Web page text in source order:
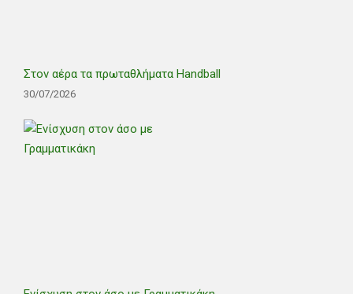
Στον αέρα τα πρωταθλήματα Handball
30/07/2026